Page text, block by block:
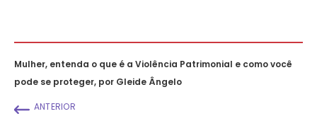
Mulher, entenda o que é a Violência Patrimonial e como você
pode se proteger, por Gleide Ângelo
ANTERIOR